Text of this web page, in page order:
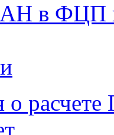
в ФЦП
о